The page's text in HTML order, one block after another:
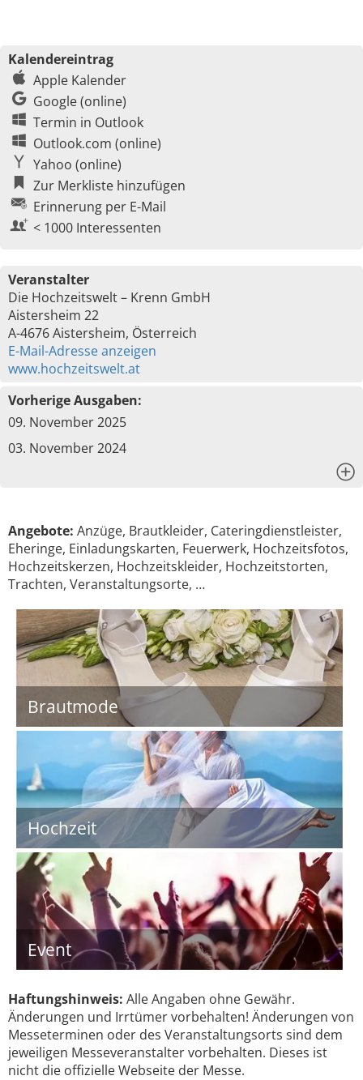
Kalendereintrag
Apple Kalender
Google (online)
Termin in Outlook
Outlook.com (online)
Yahoo (online)
Zur Merkliste hinzufügen
Erinnerung per E-Mail
< 1000 Interessenten
Veranstalter
Die Hochzeitswelt – Krenn GmbH
Aistersheim 22
A-4676 Aistersheim, Österreich
E-Mail-Adresse anzeigen
www.hochzeitswelt.at
Vorherige Ausgaben:
09. November 2025
03. November 2024
Angebote: Anzüge, Brautkleider, Cateringdienstleister,
Eheringe, Einladungskarten, Feuerwerk, Hochzeitsfotos,
Hochzeitskerzen, Hochzeitskleider, Hochzeitstorten,
Trachten, Veranstaltungsorte, …
Brautmode
Hochzeit
Event
Haftungshinweis: Alle Angaben ohne Gewähr.
Änderungen und Irrtümer vorbehalten! Änderungen von
Messeterminen oder des Veranstaltungsorts sind dem
jeweiligen Messeveranstalter vorbehalten. Dieses ist
nicht die offizielle Webseite der Messe.